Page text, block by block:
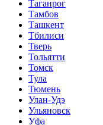
Таганрог
Тамбов
Ташкент
Тбилиси
Тверь
Тольятти
Томск
Тула
Тюмень
Улан-Удэ
Ульяновск
Уфа